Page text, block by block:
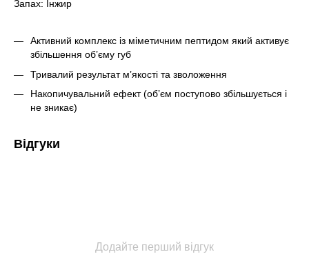
Запах: Інжир
Активний комплекс із міметичним пептидом який активує
збільшення об’єму губ
Тривалий результат м’якості та зволоження
Накопичувальний ефект (об’єм поступово збільшується і
не зникає)
Відгуки
Додайте перший відгук